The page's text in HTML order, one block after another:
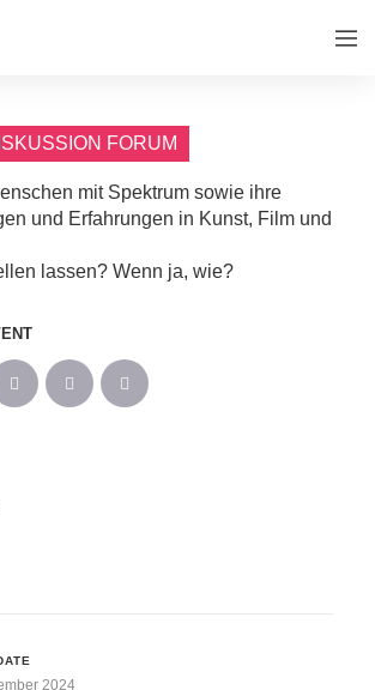
FORUM
mit Spektrum sowie ihre
und Erfahrungen in Kunst, Film und
lassen? Wenn ja, wie?
2024